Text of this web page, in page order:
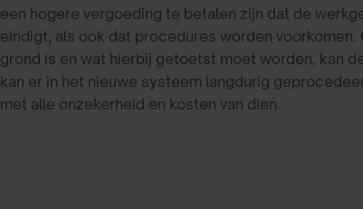
een hogere vergoeding te betalen zijn dat de
eindigt, als ook dat procedures worden
grond is en wat hierbij getoetst moet worden, kan
kan er in het nieuwe systeem langdurig
met alle onzekerheid en kosten van dien.